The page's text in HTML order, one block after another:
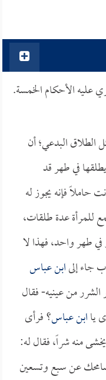
عليه الأحكام الخمسة.
الطلاق البدعي؛ أن
في طهر قد
حاملاً فإنه يجوز له
للمرأة عدة طلقات،
طهر واحد، فهذا لا
جاء إلىابن عباس
من عينيه- فقال
ياابن عباس؟ فرأى
منه شراً، فقال له:
عن سبع وتسعين